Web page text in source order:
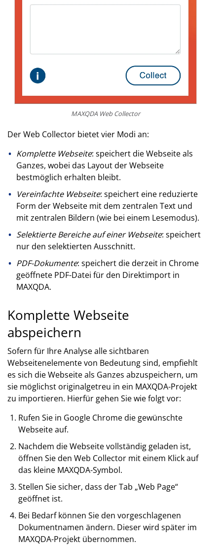
MAXQDA Web Collector
Der Web Collector bietet vier Modi an:
Komplette Webseite: speichert die Webseite als
Ganzes, wobei das Layout der Webseite
bestmöglich erhalten bleibt.
Vereinfachte Webseite: speichert eine reduzierte
Form der Webseite mit dem zentralen Text und
mit zentralen Bildern (wie bei einem Lesemodus).
Selektierte Bereiche auf einer Webseite: speichert
nur den selektierten Ausschnitt.
PDF-Dokumente: speichert die derzeit in Chrome
geöffnete PDF-Datei für den Direktimport in
MAXQDA.
Komplette Webseite
abspeichern
Sofern für Ihre Analyse alle sichtbaren
Webseitenelemente von Bedeutung sind, empfiehlt
es sich die Webseite als Ganzes abzuspeichern, um
sie möglichst originalgetreu in ein MAXQDA-Projekt
zu importieren. Hierfür gehen Sie wie folgt vor:
Rufen Sie in Google Chrome die gewünschte
Webseite auf.
Nachdem die Webseite vollständig geladen ist,
öffnen Sie den Web Collector mit einem Klick auf
das kleine MAXQDA-Symbol.
Stellen Sie sicher, dass der Tab „Web Page“
geöffnet ist.
Bei Bedarf können Sie den vorgeschlagenen
Dokumentnamen ändern. Dieser wird später im
MAXQDA-Projekt übernommen.